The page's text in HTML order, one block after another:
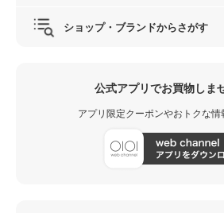
ショップ・ブランドからさがす
公式アプリでお買物しま
アプリ限定クーポンやおトクな情